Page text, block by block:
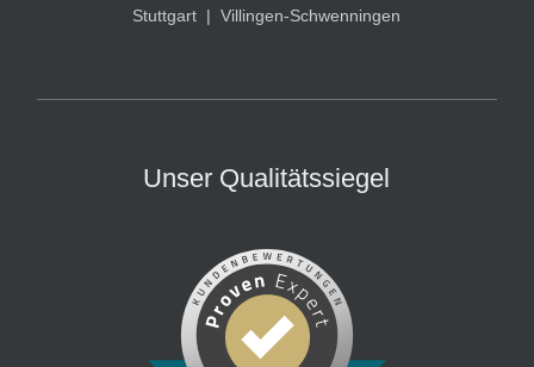
Stuttgart | Villingen-Schwenningen
Unser Qualitätssiegel